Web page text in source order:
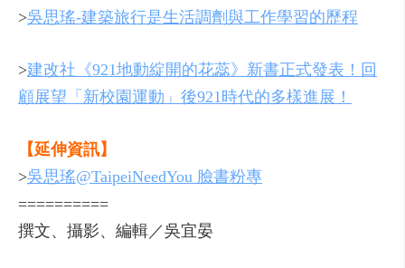
>吳思瑤-建築旅行是生活調劑與工作學習的歷程
>建改社《921地動綻開的花蕊》新書正式發表！回
顧展望「新校園運動」後921時代的多樣進展！
【延伸資訊】
>吳思瑤@TaipeiNeedYou 臉書粉專
==========
撰文、攝影、編輯／吳宜晏